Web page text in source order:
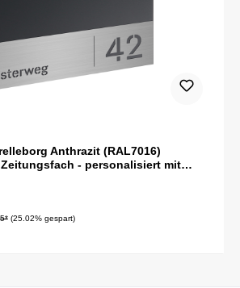
Bewertung von 5 von 5 Sternen
Anthrazit (RAL7016)
- personalisiert mit
(25.02% gespart)